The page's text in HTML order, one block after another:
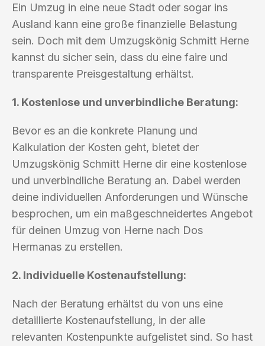
Ein Umzug in eine neue Stadt oder sogar ins
Ausland kann eine große finanzielle Belastung
sein. Doch mit dem Umzugskönig Schmitt Herne
kannst du sicher sein, dass du eine faire und
transparente Preisgestaltung erhältst.
1. Kostenlose und unverbindliche Beratung:
Bevor es an die konkrete Planung und
Kalkulation der Kosten geht, bietet der
Umzugskönig Schmitt Herne dir eine kostenlose
und unverbindliche Beratung an. Dabei werden
deine individuellen Anforderungen und Wünsche
besprochen, um ein maßgeschneidertes Angebot
für deinen Umzug von Herne nach Dos
Hermanas zu erstellen.
2. Individuelle Kostenaufstellung:
Nach der Beratung erhältst du von uns eine
detaillierte Kostenaufstellung, in der alle
relevanten Kostenpunkte aufgelistet sind. So hast